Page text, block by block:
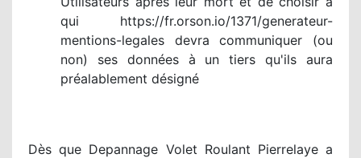
qui https://fr.orson.io/1371/generateur-
mentions-legales devra communiquer (ou
non) ses données à un tiers qu'ils aura
préalablement désigné
Dès que Depannage Volet Roulant Pierrelaye a